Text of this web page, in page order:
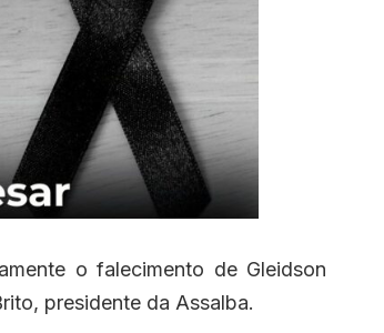
o falecimento de Gleidson
presidente da Assalba.